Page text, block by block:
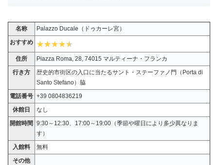
名称
Palazzo Ducale（ドゥカーレ宮）
おすすめ
住所
Piazza Roma, 28, 74015 マルティーナ・フランカ
行き方
歴史的市街区の入口に当たるサント・ステーファノ門（Porta di
Santo Stefano）脇
電話番号 +39 0804836219
休館日
なし
開館時間 9:30～12:30、17:00～19:00（季節や曜日により多少異なりま
す）
入館料
無料
その他